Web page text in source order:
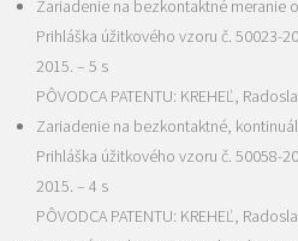
Zariadenie na bezkontaktné meranie
Prihláška úžitkového vzoru č. 50023-
2015. – 5 s
PÔVODCA PATENTU: KREHEĽ,
Zariadenie na bezkontaktné,
Prihláška úžitkového vzoru č. 50058-
2015. – 4 s
PÔVODCA PATENTU: KREHEĽ,